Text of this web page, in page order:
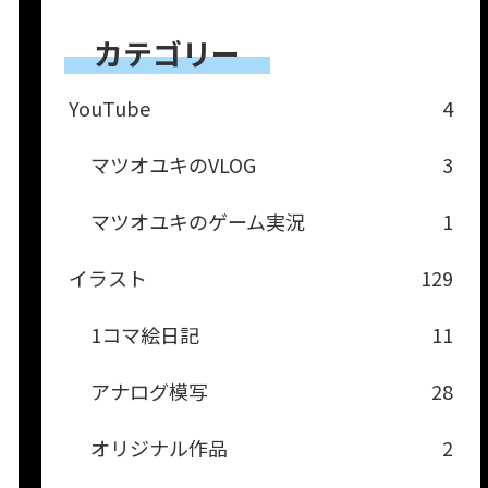
カテゴリー
YouTube
4
マツオユキのVLOG
3
マツオユキのゲーム実況
1
イラスト
129
1コマ絵日記
11
アナログ模写
28
オリジナル作品
2